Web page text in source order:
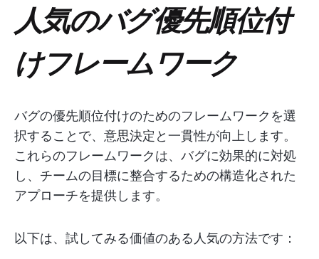
人気のバグ優先順位付
けフレームワーク
バグの優先順位付けのためのフレームワークを選
択することで、意思決定と一貫性が向上します。
これらのフレームワークは、バグに効果的に対処
し、チームの目標に整合するための構造化された
アプローチを提供します。
以下は、試してみる価値のある人気の方法です：